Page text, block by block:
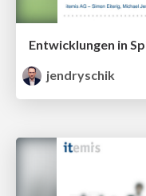
jendryschik